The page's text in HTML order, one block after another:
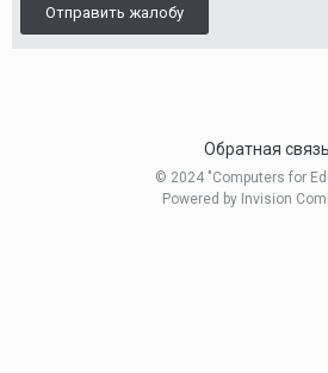
Отправить жалобу
Обратная связь
© 2024 "Computers for
Powered by Invision